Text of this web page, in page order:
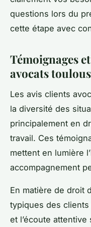
questions lors du
cette étape avec
Témoignages
avocats
Les avis clients
la diversité des
principalement en
travail. Ces
mettent en lumière
accompagnement
En matière de droit
typiques des
et l’écoute